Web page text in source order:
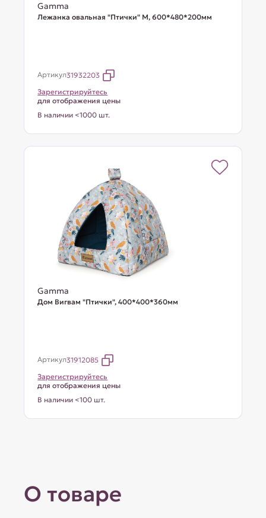
Gamma
Лежанка овальная "Птички" М, 600*480*200мм
Артикул31932203
Зарегистрируйтесь
для отображения цены
В наличии <1000 шт.
Gamma
Дом Вигвам "Птички", 400*400*360мм
Артикул31912085
Зарегистрируйтесь
для отображения цены
В наличии <100 шт.
О товаре